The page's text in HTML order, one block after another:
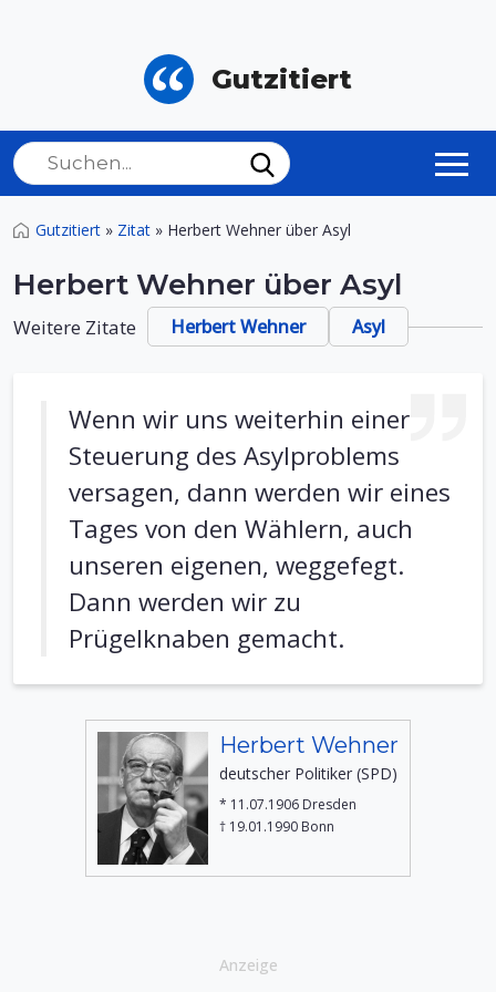
Gutzitiert
Gutzitiert » Zitat » Herbert Wehner über Asyl
Herbert Wehner über Asyl
Weitere Zitate Herbert Wehner Asyl
Wenn wir uns weiterhin einer
Steuerung des Asylproblems
versagen, dann werden wir eines
Tages von den Wählern, auch
unseren eigenen, weggefegt.
Dann werden wir zu
Prügelknaben gemacht.
Herbert Wehner
deutscher Politiker (SPD)
* 11.07.1906 Dresden
† 19.01.1990 Bonn
Anzeige